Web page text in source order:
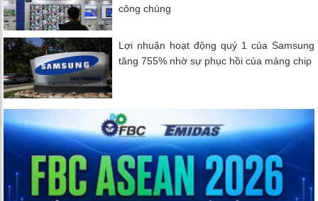
công chúng
Lợi nhuận hoạt động quý 1 của Samsung
tăng 755% nhờ sự phục hồi của mảng chip